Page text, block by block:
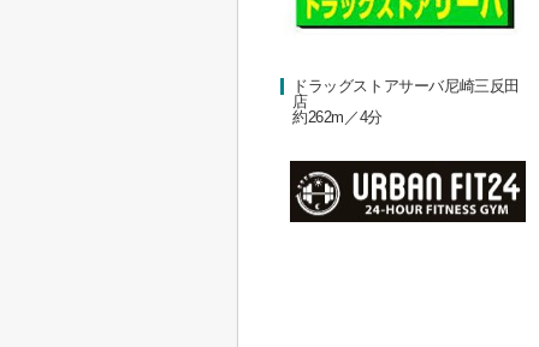
ドラッグストアサーバ尼崎三反田
店
約262m／4分